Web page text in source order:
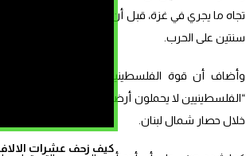
كيف زحف عشرات الالاف
تجاه ما يجري في غزة، قبل أن يتساءل عن سبب
سنتين على الحرب.
وأضاف أن قوة الفلسطينيين اليوم لا تنبع
“الفلسطينيين لا يحملون أرضهم، بل الأرض هي التي
خلال حصار شمال لبنان.